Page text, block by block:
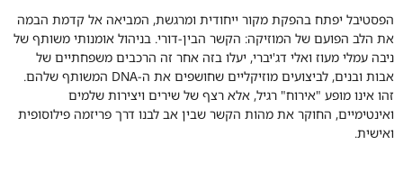
הפסטיבל יפתח בהפקת מקור ייחודית ומרגשת, המביאה אל קדמת הבמה
את הלב הפועם של המוזיקה: הקשר הבין-דורי. בניהול אומנותי משותף של
ניבה עמלי מעוז ואלי דג'יברי, יעלו בזה אחר זה הרכבים משפחתיים של
אבות ובנים, לביצועים מוזיקליים שחושפים את ה-DNA המשותף שלהם.
זהו אינו מופע "אירוח" רגיל, אלא רצף של שירים ויצירות שלמים
ואינטימיים, החוקר את מהות הקשר שבין אב לבנו דרך פריזמה פילוסופית
ואישית.